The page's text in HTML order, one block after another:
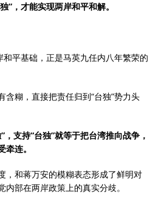
”，才能实现两岸和平和解。
和平基础，正是马英九任内八年繁荣的
含糊，直接把责任归到“台独”势力头
支持“台独”就等于把台湾推向战争，
连。
，和蒋万安的模糊表态形成了鲜明对
部在两岸政策上的真实分歧。